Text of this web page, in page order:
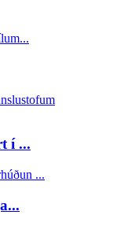
í ...